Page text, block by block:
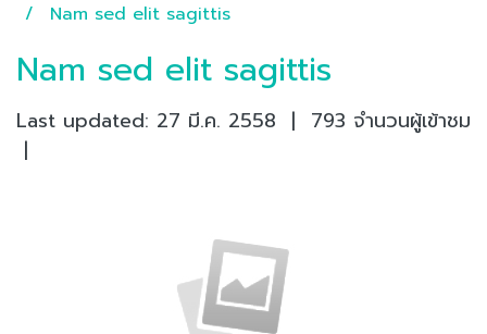
Nam sed elit sagittis
Nam sed elit sagittis
Last updated: 27 มี.ค. 2558 | 793 จำนวนผู้เข้าชม
|